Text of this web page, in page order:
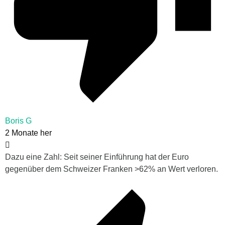
Boris G
2 Monate her
Dazu eine Zahl: Seit seiner Einführung hat der Euro
gegenüber dem Schweizer Franken >62% an Wert verloren.